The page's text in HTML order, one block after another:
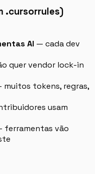
.cursorrules)
AI — cada dev
quer vendor lock-in
muitos tokens, regras,
usam
ferramentas vão